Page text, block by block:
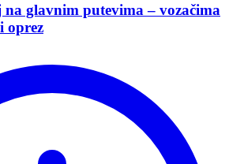
na glavnim putevima – vozačima
oprez